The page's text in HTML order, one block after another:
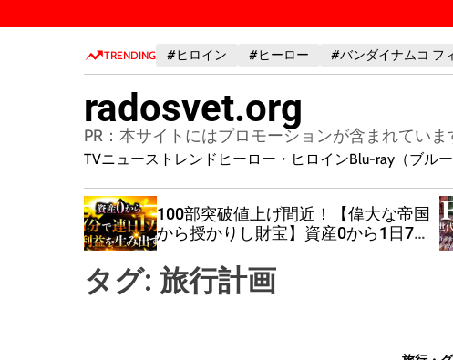
k
TRENDING #ヒロイン #ヒーロー #バンダイナムコ フ
radosvet.org
PR：本サイトにはプロモーションが含まれていま
TVニューストレンド ヒーロー・ヒロインBlu-ray（ブルー
【偉大な帝国
0から1日7分
重ねたミル
【NFTアートでデジタル資産の構
築】世界最大のNFTマーケットプレ
タグ: 旅行計画